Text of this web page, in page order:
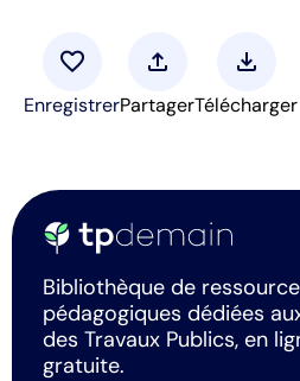
favorite
Enregistrer
upload
Partager
download
Télécharger
Bibliothèque de
pédagogiques dédiées
des Travaux Publics, en
gratuite.